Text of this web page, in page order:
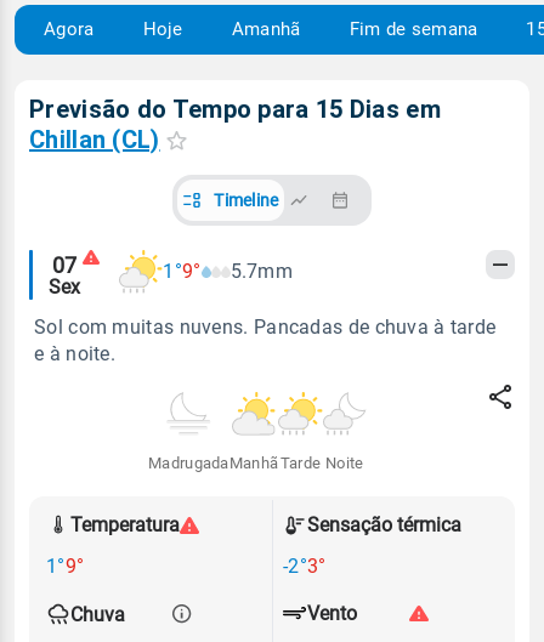
Agora Hoje Amanhã Fim de semana
Previsão do Tempo para 15 Dias em
Chillan (CL)
Timeline
Alertas
meteorológicos
07
Sex
1°9° 5.7mm
Sol com muitas nuvens. Pancadas de chuva à tarde
e à noite.
Madrugada Manhã Tarde Noite
Temperatura
1°9°
Sensação térmica
-2°3°
Chuva
Vento